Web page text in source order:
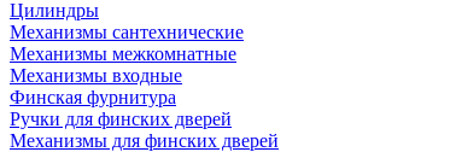
Цилиндры
Механизмы сантехнические
Механизмы межкомнатные
Механизмы входные
Финская фурнитура
Ручки для финских дверей
Механизмы для финских дверей